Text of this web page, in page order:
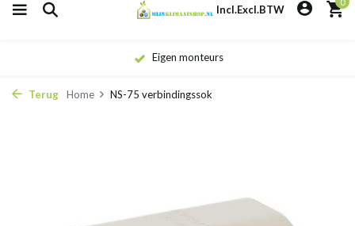
Incl.Excl.BTW
Eigen monteurs
Terug Home NS-75 verbindingssok